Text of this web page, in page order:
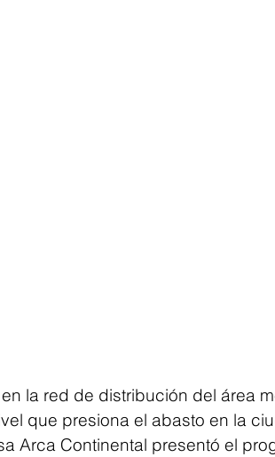
la red de distribución del área
que presiona el abasto en la
Arca Continental presentó el